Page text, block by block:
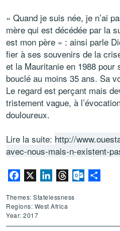
« Quand je suis née, je n’ai
mère qui est décédée par la
est mon père » : ainsi parle
fier à ses souvenirs de la
et la Mauritanie en 1988
bouclé au moins 35 ans. Sa
Le regard est perçant mais
tristement vague, à
douloureux.
Lire la suite: http://
avec-nous-mais-n-existent-
Facebook LinkedInThreads
Themes: Statelessness
Regions: West Africa
Year: 2017